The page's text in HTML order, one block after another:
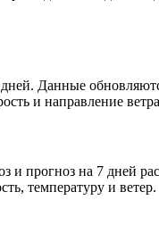
Данные
и направление
прогноз на 7 дней
температуру и ветер.